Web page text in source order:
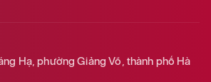
Hạ, phường Giảng Võ, thành phố Hà